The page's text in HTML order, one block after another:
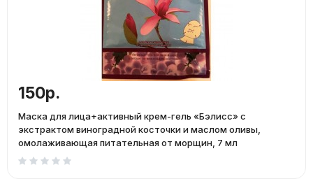
150р.
Маска для лица+активный крем-гель «Бэлисс» с
экстрактом виноградной косточки и маслом оливы,
омолаживающая питательная от морщин, 7 мл